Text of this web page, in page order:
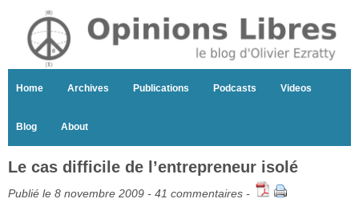
Home Archives Publications Podcasts Videos
Blog About
Le cas difficile de l’entrepreneur isolé
Publié le 8 novembre 2009 - 41 commentaires -